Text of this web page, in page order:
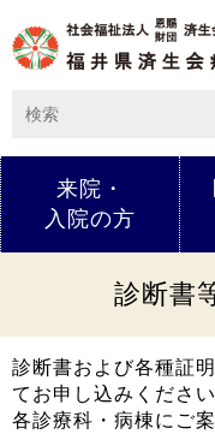
来院・
入院の方
診断書
診断書および各種証
てお申し込みくださ
各診療科・病棟にご